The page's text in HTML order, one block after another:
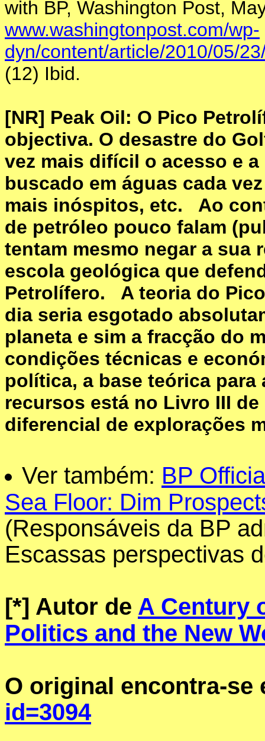
with BP, Washington Post,
www.washingtonpost.com/wp-
dyn/content/article/2010/05/
(12) Ibid.
[NR] Peak Oil: O Pico
objectiva. O desastre do
vez mais difícil o acesso e
buscado em águas cada
mais inóspitos, etc. Ao
de petróleo pouco falam
tentam mesmo negar a
escola geológica que
Petrolífero. A teoria do
dia seria esgotado
planeta e sim a fracção do
condições técnicas e
política, a base teórica
recursos está no Livro III de
diferencial de explorações
Ver também: BP
Sea Floor: Dim
(Responsáveis da BP
Escassas perspectivas
[*] Autor de A Century
Politics and the New
O original encontra-se
id=3094